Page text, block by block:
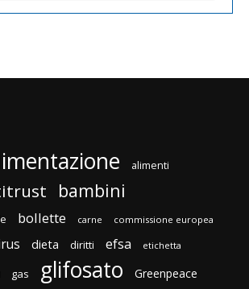
alimenti
bambini
bollette carne commissione europea
dieta diritti efsa etichetta
gas glifosato Greenpeace